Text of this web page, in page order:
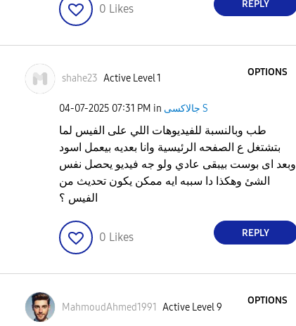
0 Likes REPLY
shahe23 Active Level 1
OPTIONS
‎04-07-2025 07:31 PM in جالاكسى S
طب وبالنسبة للفيديوهات اللي على الفيس لما
بتشتغل ع الصفحه الرئيسية وانا بعديه بيعمل اسود
وبعد اى بوست بيبقى عادي ولو جه فيديو يحصل نفس
الشئ وهكذا دا سببه ايه ممكن يكون تحديث من
الفيس ؟
0 Likes REPLY
MahmoudAhmed1991 Active Level 9
OPTIONS